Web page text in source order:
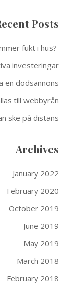
Posts
fukt i hus?
investeringar
en dödsannons
till webbyrån
ske på distans
Archives
January 2022
February 2020
October 2019
June 2019
May 2019
March 2018
February 2018